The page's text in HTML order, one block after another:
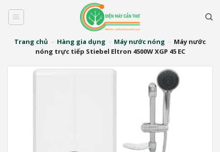
qua
dungTrang chủ - Hàng gia dụng - Máy nước nóng - Máy nước
nóng trực tiếp Stiebel Eltron 4500W XGP 45 EC